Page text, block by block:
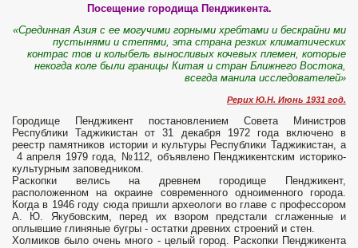
Посещение городища Пенджикента.
«Срединная Азия с ее могучими горными хребтами и бескрайни­ ми
пустынями и степями, эта страна резких климатических
контрас­ тов и колыбель выносливых кочевых племен, которые
некогда коле­ были границы Китая и стран Ближнего Востока,
всегда манила исследователей»
Рерих Ю.Н. Июнь 1931 год.
Городище Пенджикент постановлением Совета Министров
Республики Таджикистан от 31 декабря 1972 года включено в
реестр памятников истории и культуры Республики Таджикистан, а
4 апреля 1979 года, №112, объявлено Пенджикентским историко-
культурным заповедником.
Раскопки велись на древнем городище Пенджикент,
расположенном на окраине современного одноименного города.
Когда в 1946 году сюда пришли археологи во главе с профессором
А. Ю. Якубовским, перед их взором предстали сглаженные и
оплывшие глиняные бугры - остатки древних строений и стен.
Холмиков было очень много - целый город. Раскопки Пенджикента